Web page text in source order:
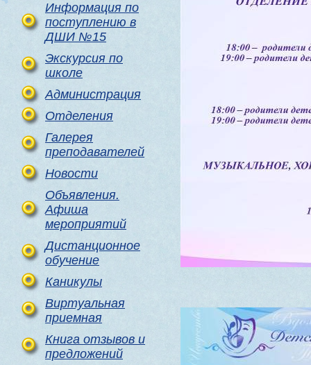
Информация по
поступлению в
ДШИ №15
Экскурсия по
школе
Администрация
Отделения
Галерея
преподавателей
Новости
Объявления.
Афиша
мероприятий
Дистанционное
обучение
Каникулы
Виртуальная
приемная
Книга отзывов и
предложений